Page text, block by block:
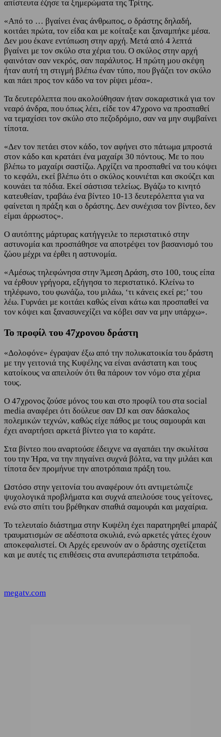
απίστευτα έζησε τα ξημερώματα της Τρίτης.
«Από το … βγαίνει ένας άνθρωπος, ο δράστης δηλαδή,
κοιτάει πρώτα, τον είδα και με κοίταξε και ξαναμπήκε μέσα.
Δεν μου έκανε εντύπωση στην αρχή. Μετά από 4 λεπτά
βγαίνει με τον σκύλο στα χέρια του. Ο σκύλος στην αρχή
φαινόταν σαν νεκρός, σαν παράλυτος. Η πρώτη μου σκέψη
ήταν αυτή τη στιγμή βλέπω έναν τύπο, που βγάζει τον σκύλο
και πάει προς τον κάδο να τον ρίψει μέσα».
Τα δευτερόλεπτα που ακολούθησαν ήταν σοκαριστικά για τον
νεαρό άνδρα, που όπως λέει, είδε τον 47χρονο να προσπαθεί
να τεμαχίσει τον σκύλο στο πεζοδρόμιο, σαν να μην συμβαίνει
τίποτα.
«Δεν τον πετάει στον κάδο, τον αφήνει στο πάτωμα μπροστά
στον κάδο και κρατάει ένα μαχαίρι 30 πόντους. Με το που
βλέπω το μαχαίρι σαστίζω. Αρχίζει να προσπαθεί να του κόψει
το κεφάλι, εκεί βλέπω ότι ο σκύλος κουνιέται και σκούζει και
κουνάει τα πόδια. Εκεί σάστισα τελείως. Βγάζω το κινητό
κατευθείαν, τραβάω ένα βίντεο 10-13 δευτερόλεπτα για να
φαίνεται η πράξη και ο δράστης. Δεν συνέχισα τον βίντεο, δεν
είμαι άρρωστος».
Ο αυτόπτης μάρτυρας κατήγγειλε το περιστατικό στην
αστυνομία και προσπάθησε να αποτρέψει τον βασανισμό του
ζώου μέχρι να έρθει η αστυνομία.
«Αμέσως τηλεφώνησα στην Άμεση Δράση, στο 100, τους είπα
να έρθουν γρήγορα, εξήγησα το περιστατικό. Κλείνω το
τηλέφωνο, του φωνάζω, του μιλάω, ‘τι κάνεις εκεί ρε;’ του
λέω. Γυρνάει με κοιτάει καθώς είναι κάτω και προσπαθεί να
τον κόψει και ξανασυνεχίζει να κόβει σαν να μην υπάρχω».
Το προφίλ του 47χρονου δράστη
«Δολοφόνε» έγραψαν έξω από την πολυκατοικία του δράστη
με την γειτονιά της Κυψέλης να είναι ανάστατη και τους
κατοίκους να απειλούν ότι θα πάρουν τον νόμο στα χέρια
τους.
Ο 47χρονος ζούσε μόνος του και στο προφίλ του στα social
media αναφέρει ότι δούλευε σαν DJ και σαν δάσκαλος
πολεμικών τεχνών, καθώς είχε πάθος με τους σαμουράι και
έχει αναρτήσει αρκετά βίντεο για το καράτε.
Στα βίντεο που αναρτούσε έδειχνε να αγαπάει την σκυλίτσα
του την Ήρα, να την πηγαίνει συχνά βόλτα, να την μιλάει και
τίποτα δεν προμήνυε την αποτρόπαια πράξη του.
Ωστόσο στην γειτονία του αναφέρουν ότι αντιμετώπιζε
ψυχολογικά προβλήματα και συχνά απειλούσε τους γείτονες,
ενώ στο σπίτι του βρέθηκαν σπαθιά σαμουράι και μαχαίρια.
Το τελευταίο διάστημα στην Κυψέλη έχει παρατηρηθεί μπαράζ
τραυματισμών σε αδέσποτα σκυλιά, ενώ αρκετές γάτες έχουν
αποκεφαλιστεί. Οι Αρχές ερευνούν αν ο δράστης σχετίζεται
και με αυτές τις επιθέσεις στα ανυπεράσπιστα τετράποδα.
megatv.com